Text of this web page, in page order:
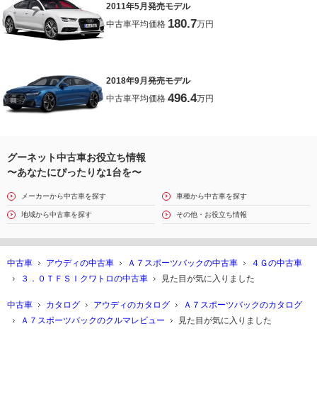
2011年5月発売モデル
中古車平均価格 180.7万円
2018年9月発売モデル
中古車平均価格 496.4万円
グーネット中古車お役立ち情報
〜あなたにぴったりな1台を〜
メーカーから中古車を探す 車種から中古車を探す
地域から中古車を探す その他・お役立ち情報
中古車 アウディの中古車 Ａ７スポーツバックの中古車
４Ｇの中古車
３．０ＴＦＳＩクワトロの中古車
見た目が気に入りました
中古車 カタログ アウディのカタログ
Ａ７スポーツバックのカタログ
Ａ７スポーツバックのクルマレビュー
見た目が気に入りました